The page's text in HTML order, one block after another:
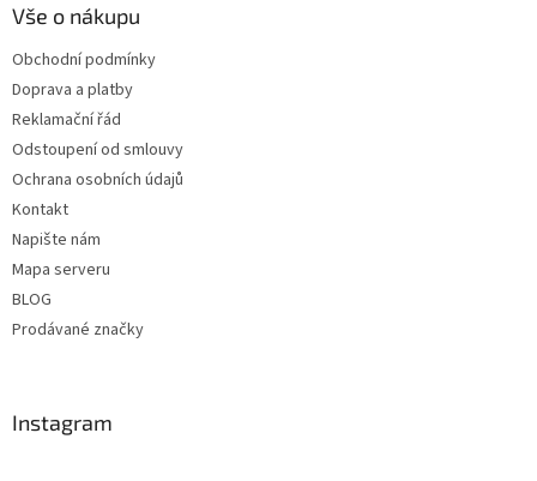
Vše o nákupu
Obchodní podmínky
Doprava a platby
Reklamační řád
Odstoupení od smlouvy
Ochrana osobních údajů
Kontakt
Napište nám
Mapa serveru
BLOG
Prodávané značky
Instagram